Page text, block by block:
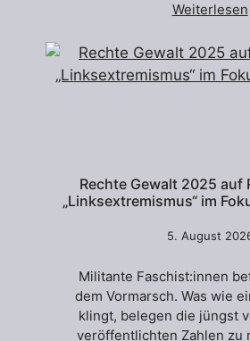
Weiterlesen
Rechte Gewalt 2025 auf
„Linksextremismus“ im
5. August
Militante Faschist:innen
dem Vormarsch. Was wie
klingt, belegen die jüngst
veröffentlichten Zahlen zu